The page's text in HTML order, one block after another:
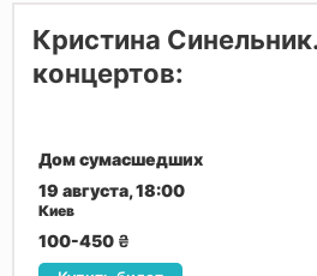
Кристина
концертов:
Дом сумасшедших
19 августа, 18:00
Киев
100-450 ₴